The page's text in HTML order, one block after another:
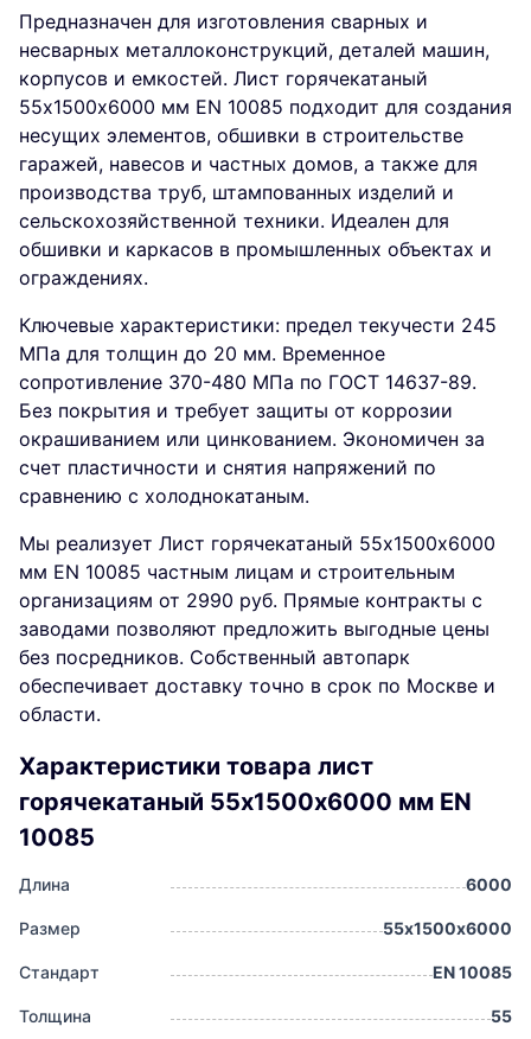
Предназначен для изготовления сварных и
несварных металлоконструкций, деталей машин,
корпусов и емкостей. Лист горячекатаный
55х1500х6000 мм EN 10085 подходит для создания
несущих элементов, обшивки в строительстве
гаражей, навесов и частных домов, а также для
производства труб, штампованных изделий и
сельскохозяйственной техники. Идеален для
обшивки и каркасов в промышленных объектах и
ограждениях.
Ключевые характеристики: предел текучести 245
МПа для толщин до 20 мм. Временное
сопротивление 370-480 МПа по ГОСТ 14637-89.
Без покрытия и требует защиты от коррозии
окрашиванием или цинкованием. Экономичен за
счет пластичности и снятия напряжений по
сравнению с холоднокатаным.
Мы реализует Лист горячекатаный 55х1500х6000
мм EN 10085 частным лицам и строительным
организациям от 2990 руб. Прямые контракты с
заводами позволяют предложить выгодные цены
без посредников. Собственный автопарк
обеспечивает доставку точно в срок по Москве и
области.
Характеристики товара лист
горячекатаный 55х1500х6000 мм EN
10085
Длина 6000
Размер 55х1500х6000
Стандарт EN 10085
Толщина 55